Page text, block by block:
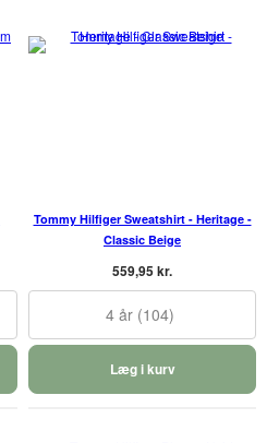
Tommy Hilfiger Sweatshirt - Heritage -
Classic Beige
559,95 kr.
4 år (104)
Læg i kurv